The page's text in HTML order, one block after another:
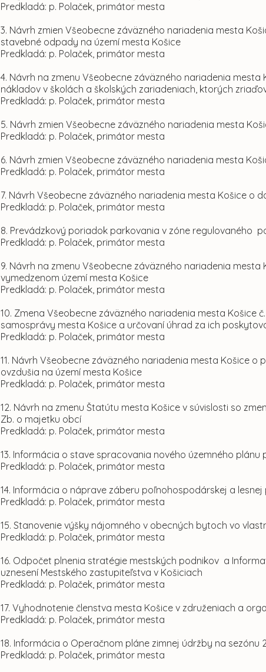
Predkladá: p. Polaček, primátor mesta
3. Návrh zmien Všeobecne záväzného nariadenia mesta
stavebné odpady na území mesta Košice
Predkladá: p. Polaček, primátor mesta
4. Návrh na zmenu Všeobecne záväzného nariadenia
nákladov v školách a školských zariadeniach, ktorých
Predkladá: p. Polaček, primátor mesta
5. Návrh zmien Všeobecne záväzného nariadenia mesta
Predkladá: p. Polaček, primátor mesta
6. Návrh zmien Všeobecne záväzného nariadenia mesta
Predkladá: p. Polaček, primátor mesta
7. Návrh Všeobecne záväzného nariadenia mesta Košice o
Predkladá: p. Polaček, primátor mesta
8. Prevádzkový poriadok parkovania v zóne regulovaného
Predkladá: p. Polaček, primátor mesta
9. Návrh na zmenu Všeobecne záväzného nariadenia
vymedzenom území mesta Košice
Predkladá: p. Polaček, primátor mesta
10. Zmena Všeobecne záväzného nariadenia mesta Košice
samosprávy mesta Košice a určovaní úhrad za ich
Predkladá: p. Polaček, primátor mesta
11. Návrh Všeobecne záväzného nariadenia mesta Košice
ovzdušia na území mesta Košice
Predkladá: p. Polaček, primátor mesta
12. Návrh na zmenu Štatútu mesta Košice v súvislosti so
Zb. o majetku obcí
Predkladá: p. Polaček, primátor mesta
13. Informácia o stave spracovania nového územného plánu
Predkladá: p. Polaček, primátor mesta
14. Informácia o náprave záberu poľnohospodárskej a lesnej
Predkladá: p. Polaček, primátor mesta
15. Stanovenie výšky nájomného v obecných bytoch vo
Predkladá: p. Polaček, primátor mesta
16. Odpočet plnenia stratégie mestských podnikov a
uznesení Mestského zastupiteľstva v Košiciach
Predkladá: p. Polaček, primátor mesta
17. Vyhodnotenie členstva mesta Košice v združeniach a
Predkladá: p. Polaček, primátor mesta
18. Informácia o Operačnom pláne zimnej údržby na sezónu
Predkladá: p. Polaček, primátor mesta